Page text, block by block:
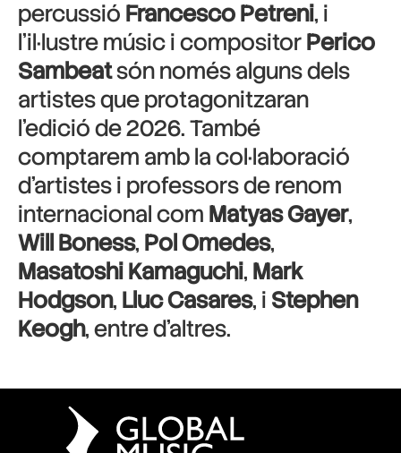
percussió Francesco Petreni, i
l’il·lustre músic i compositorPerico
Sambeatsón només alguns dels
artistes que protagonitzaran
l’edició de 2026. També
comptarem amb la col·laboració
d’artistes i professors de renom
internacional com Matyas Gayer,
Will Boness, Pol Omedes,
Masatoshi Kamaguchi, Mark
Hodgson, Lluc Casares, i Stephen
Keogh, entre d’altres.